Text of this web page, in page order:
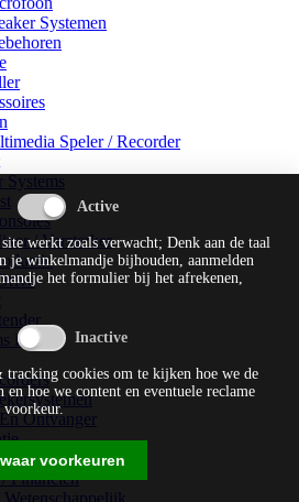
Systemen
Speler / Recorder
Systems
/ Versterker
Hi-fi
Ontvanger
Financiën
werkt zoals verwacht; Denk aan de taal
je winkelmandje bijhouden, aanmelden
het formulier bij het afrekenen,
tracking cookies om te kijken hoe we de
en hoe we content en eventuele reclame
voorkeur.
voorkeuren